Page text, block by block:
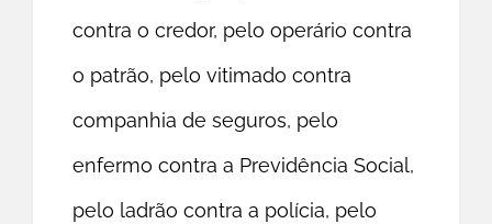
contra o credor, pelo operário contra
o patrão, pelo vitimado contra
companhia de seguros, pelo
enfermo contra a Previdência Social,
pelo ladrão contra a polícia, pelo